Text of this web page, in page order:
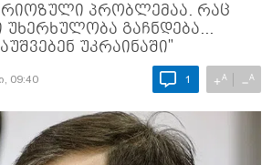
პრობლემაა. რაც
უხერხულობა გაჩნდება...
უკრაინაში"
09:40 1 +A −A